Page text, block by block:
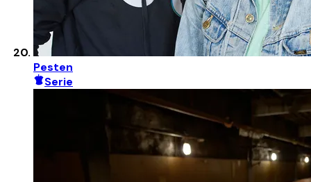
Pesten
Serie